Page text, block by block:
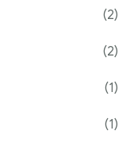
(2)
(2)
(1)
(1)